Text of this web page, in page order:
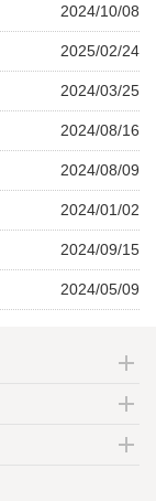
2024/10/08
2025/02/24
2024/03/25
2024/08/16
2024/08/09
2024/01/02
2024/09/15
2024/05/09